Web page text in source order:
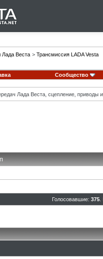
Лада Веста > Трансмиссия LADA Vesta
Сообщество
Лада Веста, сцепление, приводы и
Голосовавшие: 375.